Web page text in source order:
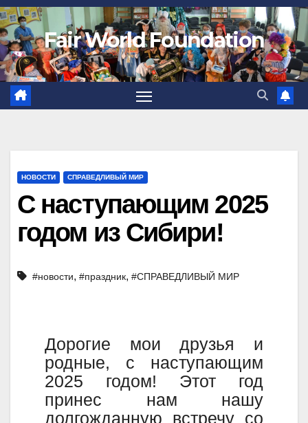
Fair World Foundation
НОВОСТИ СПРАВЕДЛИВЫЙ МИР
С наступающим 2025
годом из Сибири!
#новости, #праздник, #СПРАВЕДЛИВЫЙ МИР
Дорогие мои друзья и
родные, с наступающим
2025 годом! Этот год
принес нам нашу
долгожданную встречу со